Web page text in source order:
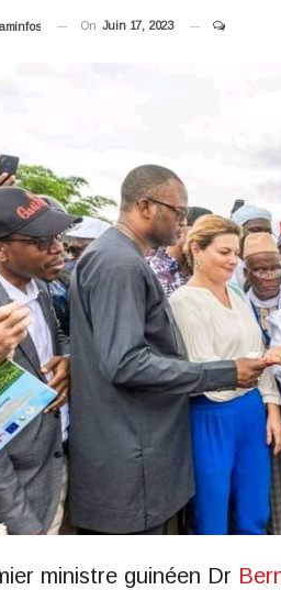
On Juin 17, 2023
ministre guinéen Dr